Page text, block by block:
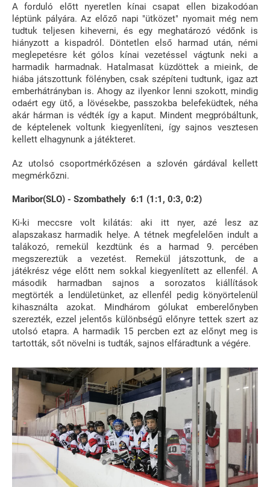
A forduló előtt nyeretlen kínai csapat ellen bizakodóan
léptünk pályára. Az előző napi "ütközet" nyomait még nem
tudtuk teljesen kiheverni, és egy meghatározó védőnk is
hiányzott a kispadról. Döntetlen első harmad után, némi
meglepetésre két gólos kínai vezetéssel vágtunk neki a
harmadik harmadnak. Hatalmasat küzdöttek a mieink, de
hiába játszottunk fölényben, csak szépíteni tudtunk, igaz azt
emberhátrányban is. Ahogy az ilyenkor lenni szokott, mindig
odaért egy ütő, a lövésekbe, passzokba belefeküdtek, néha
akár hárman is védték így a kaput. Mindent megpróbáltunk,
de képtelenek voltunk kiegyenlíteni, így sajnos vesztesen
kellett elhagynunk a játékteret.
Az utolsó csoportmérkőzésen a szlovén gárdával kellett
megmérkőzni.
Maribor(SLO) - Szombathely 6:1 (1:1, 0:3, 0:2)
Ki-ki meccsre volt kilátás: aki itt nyer, azé lesz az
alapszakasz harmadik helye. A tétnek megfelelően indult a
talákozó, remekül kezdtünk és a harmad 9. percében
megszereztük a vezetést. Remekül játszottunk, de a
játékrész vége előtt nem sokkal kiegyenlített az ellenfél. A
második harmadban sajnos a sorozatos kiállítások
megtörték a lendületünket, az ellenfél pedig könyörtelenül
kihasználta azokat. Mindhárom gólukat emberelőnyben
szerezték, ezzel jelentős különbségű előnyre tettek szert az
utolsó etapra. A harmadik 15 percben ezt az előnyt meg is
tartották, sőt növelni is tudták, sajnos elfáradtunk a végére.